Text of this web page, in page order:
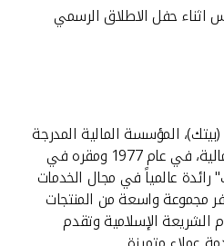
اثناء حفل الاطلاق الرسمي
المؤسسة المالية المدرجة
في سوق الكويت للأوراق المالية، في عام 1977 ومقره في
رائدة عالمياً في مجال الخدمات
مجموعة واسعة من المنتجات
الشريعة الإسلامية وتقدم